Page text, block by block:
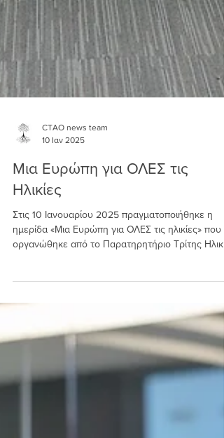
10 Ιαν 2025
Μια Ευρώπη για ΟΛΕΣ τις
Ηλικίες
Στις 10 Ιανουαρίου 2025 πραγματοποιήθηκε η
ημερίδα «Μια Ευρώπη για ΟΛΕΣ τις ηλικίες» που